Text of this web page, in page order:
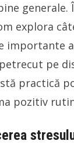
generale.
explora
importante
pe
practică
pozitiv